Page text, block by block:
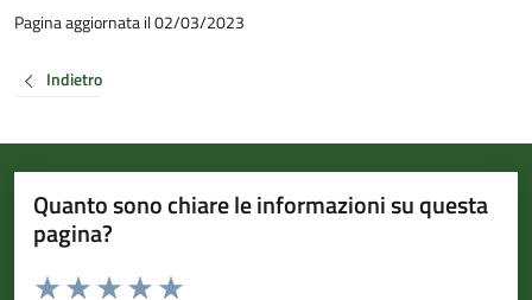
Pagina aggiornata il 02/03/2023
Indietro
Quanto sono chiare le informazioni su questa
pagina?
Valuta da 1 a 5 stelle la pagina